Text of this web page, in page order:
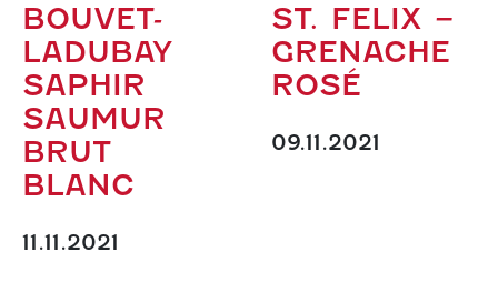
BOUVET-
LADUBAY
SAPHIR
SAUMUR
BRUT
BLANC
11.11.2021
ST. FELIX –
GRENACHE
ROSÉ
09.11.2021